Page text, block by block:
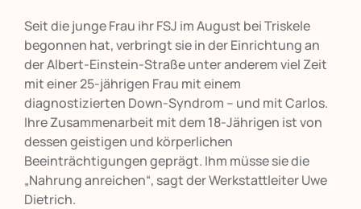
Seit die junge Frau ihr FSJ im August bei Triskele
begonnen hat, verbringt sie in der Einrichtung an
der Albert-Einstein-Straße unter anderem viel Zeit
mit einer 25-jährigen Frau mit einem
diagnostizierten Down-Syndrom – und mit Carlos.
Ihre Zusammenarbeit mit dem 18-Jährigen ist von
dessen geistigen und körperlichen
Beeinträchtigungen geprägt. Ihm müsse sie die
„Nahrung anreichen“, sagt der Werkstattleiter Uwe
Dietrich.